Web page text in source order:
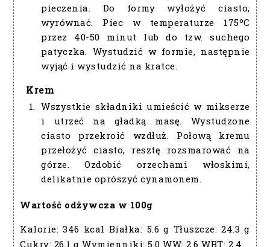
pieczenia. Do formy wyłożyć ciasto,
wyrównać. Piec w temperaturze 175ºC
przez 40-50 minut lub do tzw. suchego
patyczka. Wystudzić w formie, następnie
wyjąć i wystudzić na kratce.
Krem
Wszystkie składniki umieścić w mikserze
i utrzeć na gładką masę. Wystudzone
ciasto przekroić wzdłuż. Połową kremu
przełożyć ciasto, resztę rozsmarować na
górze. Ozdobić orzechami włoskimi,
delikatnie oprószyć cynamonem.
Wartość odżywcza w 100g
Kalorie:346 kcal Białka: 5.6 g Tłuszcze:24.3 g
Cukry: 26.1 g Wymienniki:5.0 WW:2.6 WBT: 2.4